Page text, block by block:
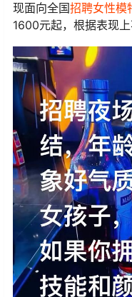
现面向全国招聘女性模
1600元起，根据表现